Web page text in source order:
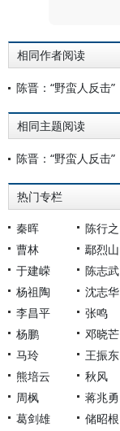
相同作者阅读
陈晋：“野蛮人反击”
相同主题阅读
陈晋：“野蛮人反击”
热门专栏
秦晖 陈行之
曹林
鄢烈山
于建嵘
陈志武
杨祖陶
沈志华
李昌平
张鸣
杨鹏
邓晓芒
马玲
王振东
熊培云
秋风
周枫
蒋兆勇
葛剑雄
储昭根